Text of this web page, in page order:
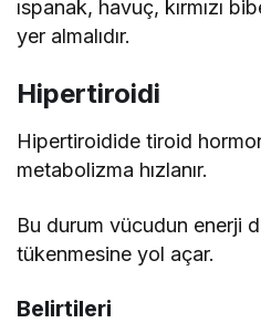
ıspanak, havuç, kırmızı
yer almalıdır.
Hipertiroidi
Hipertiroidide tiroid
metabolizma hızlanır.
Bu durum vücudun enerji
tükenmesine yol açar.
Belirtileri